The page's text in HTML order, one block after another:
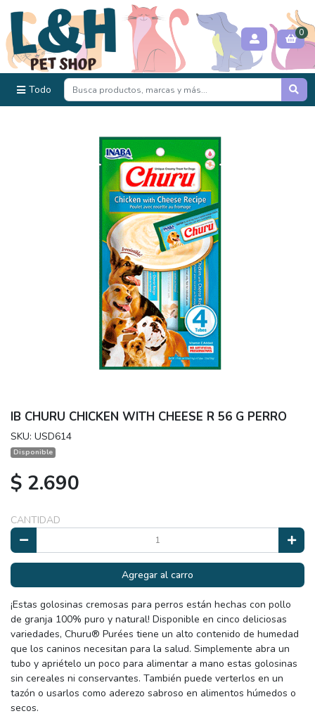
Todo
0
IB CHURU CHICKEN WITH CHEESE R 56 G PERRO
SKU: USD614
Disponible
$ 2.690
CANTIDAD
Agregar al carro
¡Estas golosinas cremosas para perros están hechas con pollo
de granja 100% puro y natural! Disponible en cinco deliciosas
variedades, Churu® Purées tiene un alto contenido de humedad
que los caninos necesitan para la salud. Simplemente abra un
tubo y apriételo un poco para alimentar a mano estas golosinas
sin cereales ni conservantes. También puede verterlos en un
tazón o usarlos como aderezo sabroso en alimentos húmedos o
secos.